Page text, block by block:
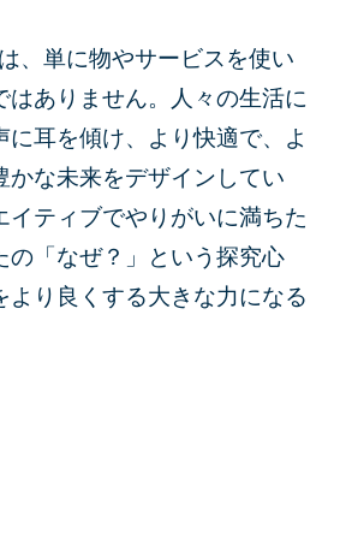
、単に物やサービスを使い
はありません。人々の生活に
に耳を傾け、より快適で、よ
かな未来をデザインしてい
イティブでやりがいに満ちた
の「なぜ？」という探究心
より良くする大きな力になる